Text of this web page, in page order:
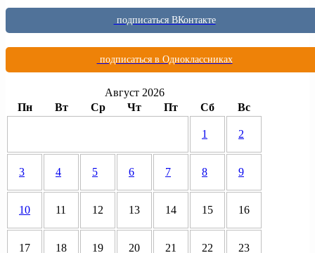
подписаться ВКонтакте
подписаться в Одноклассниках
Август 2026
Пн
Вт Ср Чт Пт Сб Вс
1 2
3 4 5 6 7 8 9
10 11 12 13 14 15 16
17 18 19 20 21 22 23